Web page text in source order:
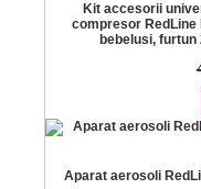
Kit accesorii
compresor RedLine
bebelusi, furtun
Aparat aerosoli